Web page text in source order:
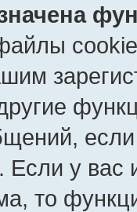
Если у
то